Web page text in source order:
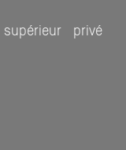
supérieur privé